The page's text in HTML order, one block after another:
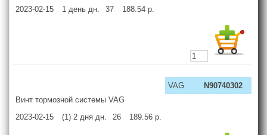
2023-02-15
1 день дн. 37 188.54 р.
VAG
N90740302
Винт тормозной системы VAG
2023-02-15
(1) 2 дня дн. 26 189.56 р.